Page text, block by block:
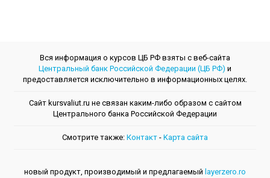
Вся информация о курсов ЦБ РФ взяты с веб-сайта
Центральный банк Российской Федерации (ЦБ РФ) и
предоставляется исключительно в информационных целях.
Сайт kursvaliut.ru не связан каким-либо образом с сайтом
Центрального банкa Российской Федерации
Смотрите также: Контакт - Kарта сайта
новый продукт, производимый и предлагаемый layerzero.ro